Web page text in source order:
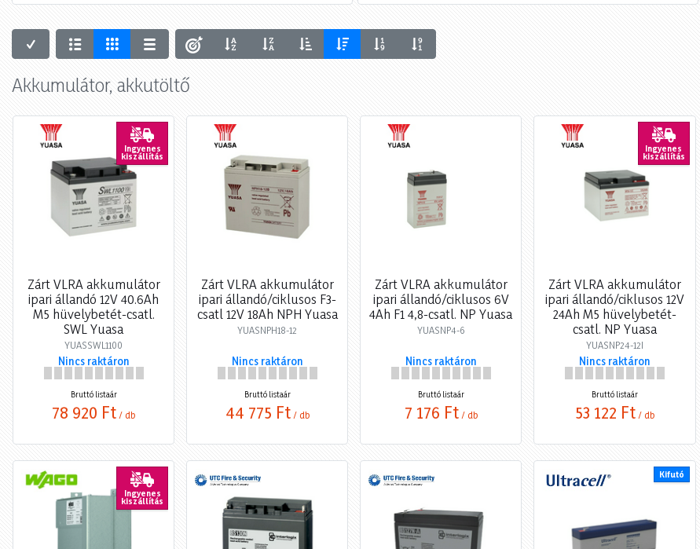
Akkumulátor, akkutöltő
Ingyenes
kiszállítás
Zárt VLRA akkumulátor
ipari állandó 12V 40.6Ah
M5 hüvelybetét-csatl.
SWL Yuasa
YUASSWL1100
Nincs raktáron
Bruttó listaár
78 920 Ft / db
Zárt VLRA akkumulátor
ipari állandó/ciklusos F3-
csatl 12V 18Ah NPH Yuasa
YUASNPH18-12
Nincs raktáron
Bruttó listaár
44 775 Ft / db
Zárt VLRA akkumulátor
ipari állandó/ciklusos 6V
4Ah F1 4,8-csatl. NP Yuasa
YUASNP4-6
Nincs raktáron
Bruttó listaár
7 176 Ft / db
Ingyenes
kiszállítás
Zárt VLRA akkumulátor
ipari állandó/ciklusos 12V
24Ah M5 hüvelybetét-
csatl. NP Yuasa
YUASNP24-12I
Nincs raktáron
Bruttó listaár
53 122 Ft / db
Ingyenes
kiszállítás
Kifutó